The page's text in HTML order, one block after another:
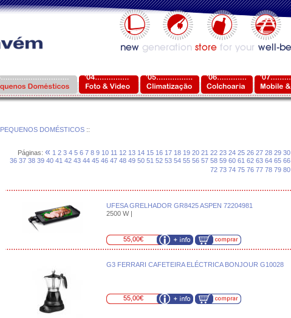
PEQUENOS DOMÉSTICOS ::
Páginas: « 1 2 3 4 5 6 7 8 9 10 11 12 13 14 15 16 17 18 19 20 21 22 23 24 25 26 27 28 29 30
36 37 38 39 40 41 42 43 44 45 46 47 48 49 50 51 52 53 54 55 56 57 58 59 60 61 62 63 64 65 66
72 73 74 75 76 77 78 79 80
UFESA GRELHADOR GR8425 ASPEN 72204981
2500 W |
55,00€
G3 FERRARI CAFETEIRA ELÉCTRICA BONJOUR G10028
55,00€